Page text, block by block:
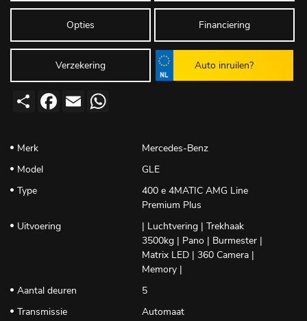
Opties Financiering
Verzekering Auto inruilen?
Deel Facebook
Email
Merk
Mercedes-Benz
Model
GLE
Type
400 e 4MATIC AMG Line
Premium Plus
Uitvoering
| Luchtvering | Trekhaak
3500kg | Pano | Burmester |
Matrix LED | 360 Camera |
Memory |
Aantal deuren
5
Transmissie
Automaat